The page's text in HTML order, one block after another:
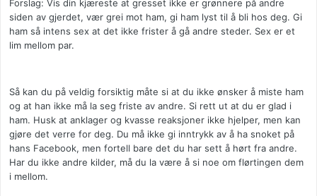
Forslag: Vis din kjæreste at gresset ikke er grønnere på andre
siden av gjerdet, vær grei mot ham, gi ham lyst til å bli hos deg. Gi
ham så intens sex at det ikke frister å gå andre steder. Sex er et
lim mellom par.
Så kan du på veldig forsiktig måte si at du ikke ønsker å miste ham
og at han ikke må la seg friste av andre. Si rett ut at du er glad i
ham. Husk at anklager og kvasse reaksjoner ikke hjelper, men kan
gjøre det verre for deg. Du må ikke gi inntrykk av å ha snoket på
hans Facebook, men fortell bare det du har sett å hørt fra andre.
Har du ikke andre kilder, må du la være å si noe om flørtingen dem
i mellom.